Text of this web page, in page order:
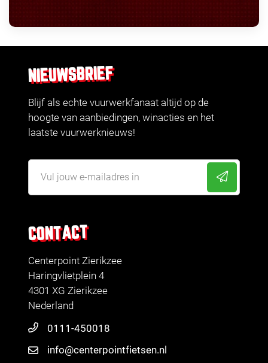
CONTACT
Centerpoint Zierikzee
Haringvlietplein 4
4301 XG Zierikzee
Nederland
0111-450018
info@centerpointfietsen.nl
NIEUWSBRIEF
Blijf als echte vuurwerkfanaat altijd op de
hoogte van aanbiedingen, winacties en het
laatste vuurwerknieuws!